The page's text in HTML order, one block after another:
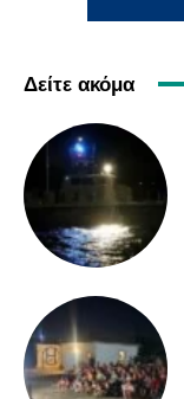
Δείτε ακόμα